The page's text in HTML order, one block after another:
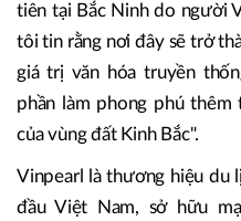
tiên tại Bắc Ninh do người
tôi tin rằng nơi đây sẽ trở
giá trị văn hóa truyền
phần làm phong phú
của vùng đất Kinh Bắc".
Vinpearl là thương hiệu du
đầu Việt Nam, sở hữu